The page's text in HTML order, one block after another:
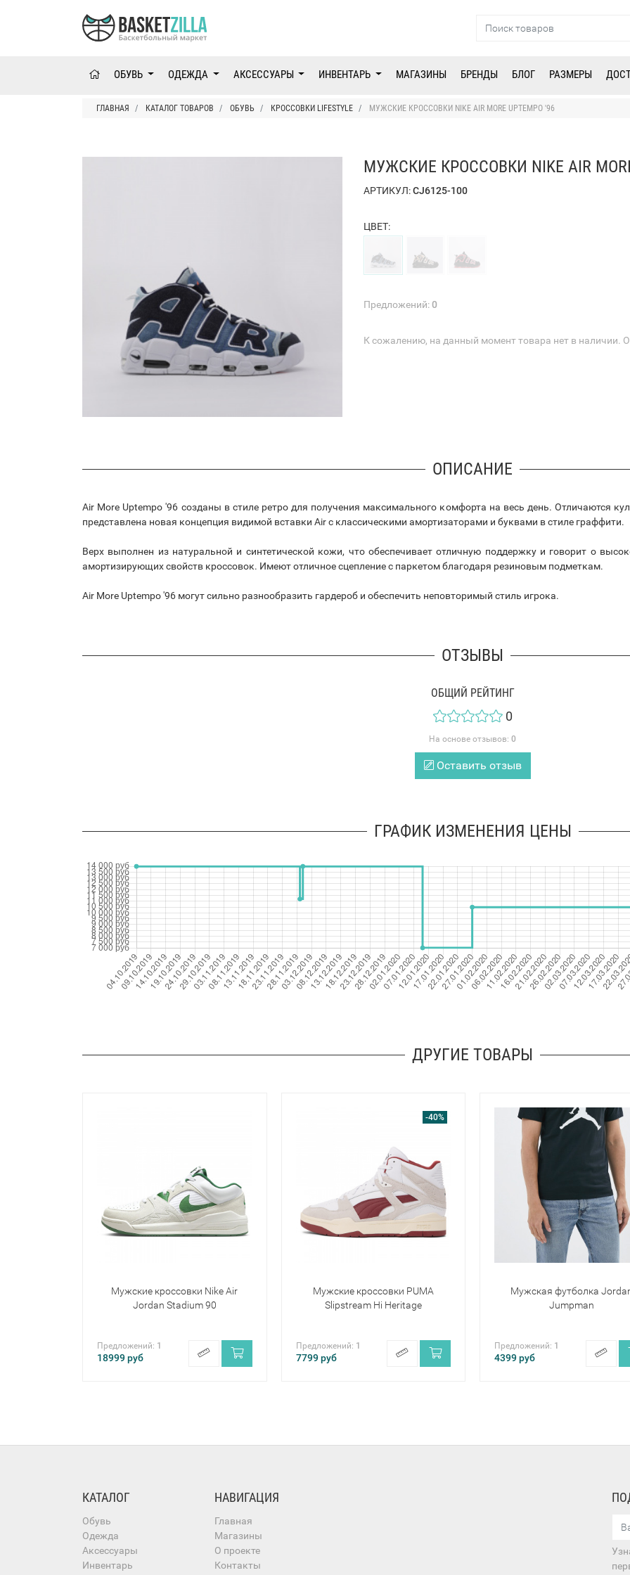
ОБУВЬ ОДЕЖДА АКСЕССУАРЫ ИНВЕНТАРЬ МАГАЗИНЫ БРЕНДЫ БЛОГ РАЗМЕРЫ
ГЛАВНАЯ КАТАЛОГ ТОВАРОВ ОБУВЬ КРОССОВКИ LIFESTYLE МУЖСКИЕ КРОССОВКИ NIKE AIR MORE UPTEMPO '96
МУЖСКИЕ КРОССОВКИ NIKE AIR
АРТИКУЛ:CJ6125-100
ЦВЕТ:
Предложений:0
К сожалению, на данный момент товара нет в наличии.
ОПИСАНИЕ
Air More Uptempo '96 созданы в стиле ретро для получения максимального комфорта на весь день. Отличаются
представлена новая концепция видимой вставки Air с классическими амортизаторами и буквами в стиле граффити.
Верх выполнен из натуральной и синтетической кожи, что обеспечивает отличную поддержку и говорит о
амортизирующих свойств кроссовок. Имеют отличное сцепление с паркетом благодаря резиновым подметкам.
Air More Uptempo '96 могут сильно разнообразить гардероб и обеспечить неповторимый стиль игрока.
ОТЗЫВЫ
ОБЩИЙ РЕЙТИНГ
0
На основе отзывов: 0
Оставить отзыв
ГРАФИК ИЗМЕНЕНИЯ ЦЕНЫ
ДРУГИЕ ТОВАРЫ
Мужские кроссовки Nike Air
Jordan Stadium 90
Предложений: 1
18999руб
-40%
Мужские кроссовки PUMA
Slipstream Hi Heritage
Предложений: 1
7799руб
Мужская футболка
Jumpman
Предложений: 1
4399руб
КАТАЛОГ
Обувь
Одежда
Аксессуары
Инвентарь
НАВИГАЦИЯ
Главная
Магазины
О проекте
Контакты